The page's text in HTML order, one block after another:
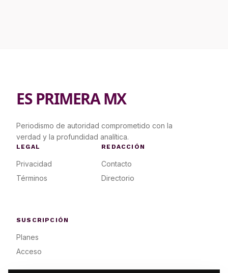
ES PRIMERA MX
Periodismo de autoridad comprometido con la
verdad y la profundidad analítica.
LEGAL
Privacidad
Términos
REDACCIÓN
Contacto
Directorio
SUSCRIPCIÓN
Planes
Acceso